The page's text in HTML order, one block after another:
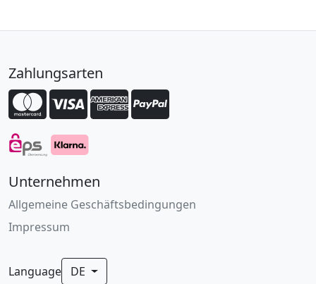
Zahlungsarten
Unternehmen
Allgemeine Geschäftsbedingungen
Impressum
Language DE